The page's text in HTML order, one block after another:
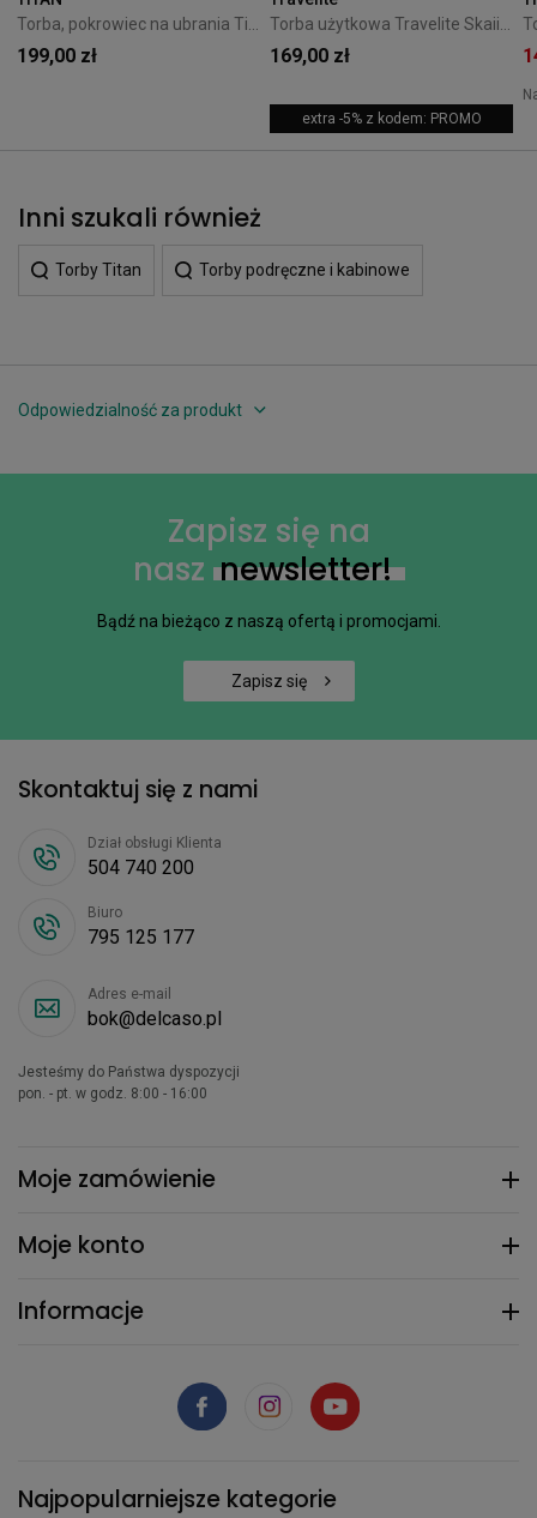
199,00 zł 169,00 zł
extra -5% z kodem: PROMO
Inni szukali również
Torby Titan Torby podręczne i kabinowe
Odpowiedzialność za produkt
Zapisz się na
nasz newsletter!
Bądź na bieżąco z naszą ofertą i promocjami.
Zapisz się
Moje zamówienie
Moje konto
Informacje
Skontaktuj się z nami
Dział obsługi Klienta
504 740 200
Biuro
795 125 177
Adres e-mail
bok@delcaso.pl
Jesteśmy do Państwa dyspozycji
pon. - pt. w godz. 8:00 - 16:00
Najpopularniejsze kategorie